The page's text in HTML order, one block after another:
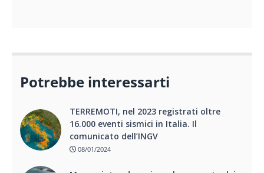
Potrebbe interessarti
TERREMOTI, nel 2023 registrati oltre
16.000 eventi sismici in Italia. Il
comunicato dell’INGV
08/01/2024